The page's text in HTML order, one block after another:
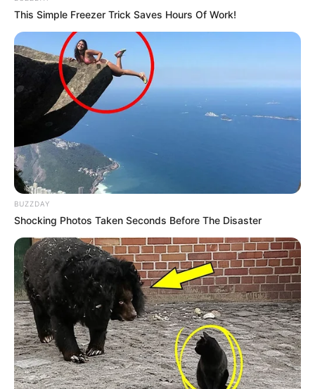
This Simple Freezer Trick Saves Hours Of Work!
BUZZDAY
Shocking Photos Taken Seconds Before The Disaster